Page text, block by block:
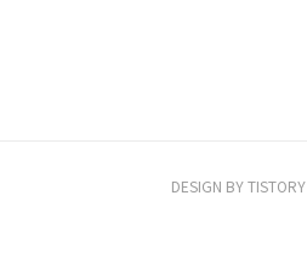
DESIGN BYTISTORY